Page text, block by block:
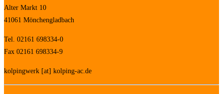
Alter Markt 10
41061 Mönchengladbach
Tel. 02161 698334-0
Fax 02161 698334-9
kolpingwerk [at] kolping-ac.de